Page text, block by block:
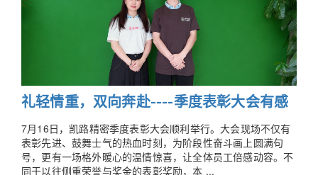
礼轻情重，双向奔赴----季度表彰大会有感
7月16日，凯路精密季度表彰大会顺利举行。大会现场不仅有
表彰先进、鼓舞士气的热血时刻，为阶段性奋斗画上圆满句
号，更有一场格外暖心的温情惊喜，让全体员工倍感动容。不
同于以往侧重荣誉与奖金的表彰奖励，本 ...